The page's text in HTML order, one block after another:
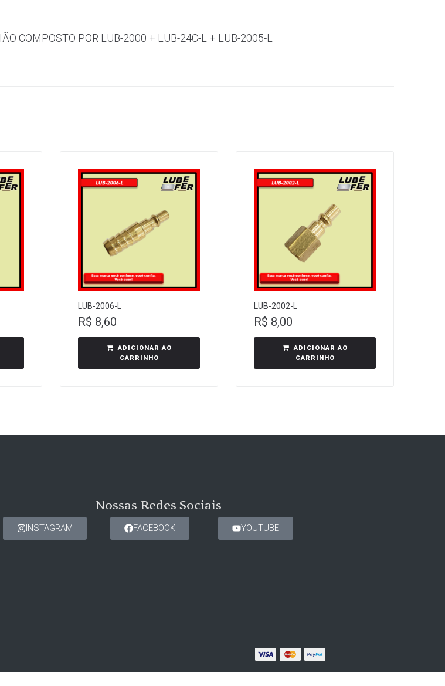
COMPOSTO POR LUB-2000 + LUB-24C-L + LUB-2005-L
LUB-2006-L
R$ 8,60
ADICIONAR AO
CARRINHO
LUB-2002-L
R$ 8,00
ADICIONAR AO
CARRINHO
Nossas Redes Sociais
INSTAGRAM FACEBOOK YOUTUBE